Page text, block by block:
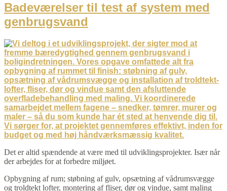
Badeværelser til test af system med
genbrugsvand​
Det er altid spændende at være med til udviklingsprojekter. Især når
der arbejdes for at forbedre miljøet.
Opbygning af rum; støbning af gulv, opsætning af vådrumsvægge
og troldtekt lofter, montering af fliser, dør og vindue, samt maling